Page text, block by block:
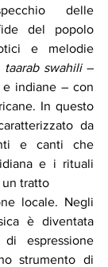
delle
del popolo
e melodie
taarab swahili –
indiane – con
In questo
da
e canti che
e i rituali
tratto
locale. Negli
è diventata
espressione
strumento di